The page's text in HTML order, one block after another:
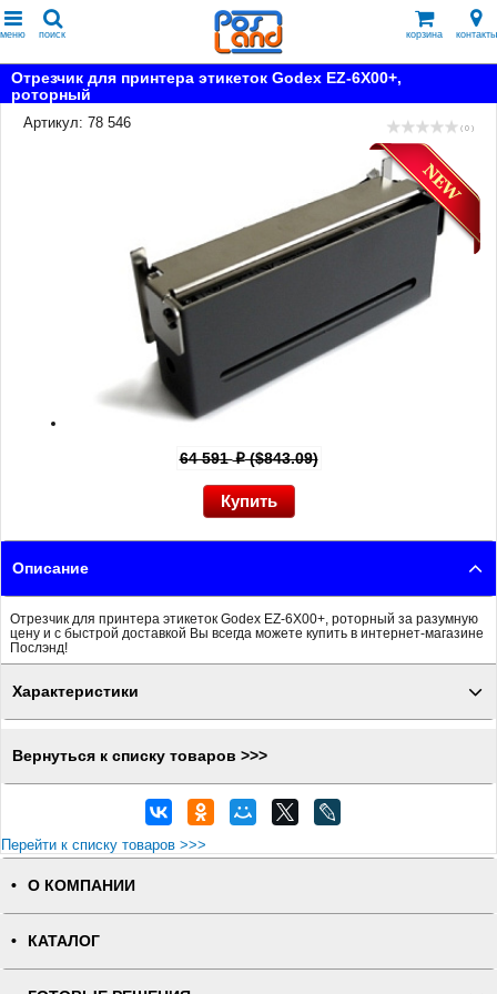
меню поиск корзина контакты
Отрезчик для принтера этикеток Godex EZ-6Х00+,
роторный
Артикул: 78 546
( 0 )
64 591p($843.09)
Описание
Отрезчик для принтера этикеток Godex EZ-6Х00+, роторный за разумную
цену и с быстрой доставкой Вы всегда можете купить в интернет-магазине
Послэнд!
Характеристики
Вернуться к списку товаров >>>
Перейти к списку товаров >>>
О КОМПАНИИ
КАТАЛОГ